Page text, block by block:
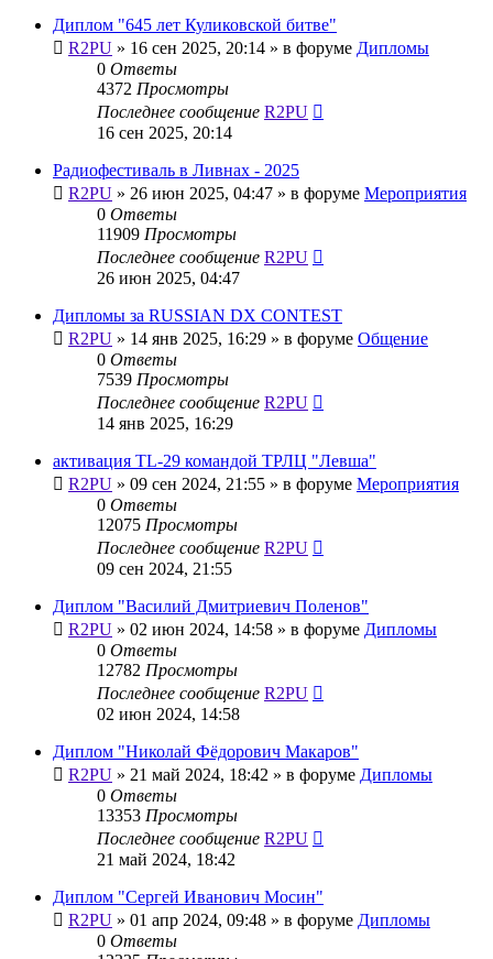
Диплом "645 лет Куликовской битве"
R2PU » 16 сен 2025, 20:14 » в форуме Дипломы
0 Ответы
4372 Просмотры
Последнее сообщение R2PU
16 сен 2025, 20:14
Радиофестиваль в Ливнах - 2025
R2PU » 26 июн 2025, 04:47 » в форуме Мероприятия
0 Ответы
11909 Просмотры
Последнее сообщение R2PU
26 июн 2025, 04:47
Дипломы за RUSSIAN DX CONTEST
R2PU » 14 янв 2025, 16:29 » в форуме Общение
0 Ответы
7539 Просмотры
Последнее сообщение R2PU
14 янв 2025, 16:29
активация TL-29 командой ТРЛЦ "Левша"
R2PU » 09 сен 2024, 21:55 » в форуме Мероприятия
0 Ответы
12075 Просмотры
Последнее сообщение R2PU
09 сен 2024, 21:55
Диплом "Василий Дмитриевич Поленов"
R2PU » 02 июн 2024, 14:58 » в форуме Дипломы
0 Ответы
12782 Просмотры
Последнее сообщение R2PU
02 июн 2024, 14:58
Диплом "Николай Фёдорович Макаров"
R2PU » 21 май 2024, 18:42 » в форуме Дипломы
0 Ответы
13353 Просмотры
Последнее сообщение R2PU
21 май 2024, 18:42
Диплом "Сергей Иванович Мосин"
R2PU » 01 апр 2024, 09:48 » в форуме Дипломы
0 Ответы